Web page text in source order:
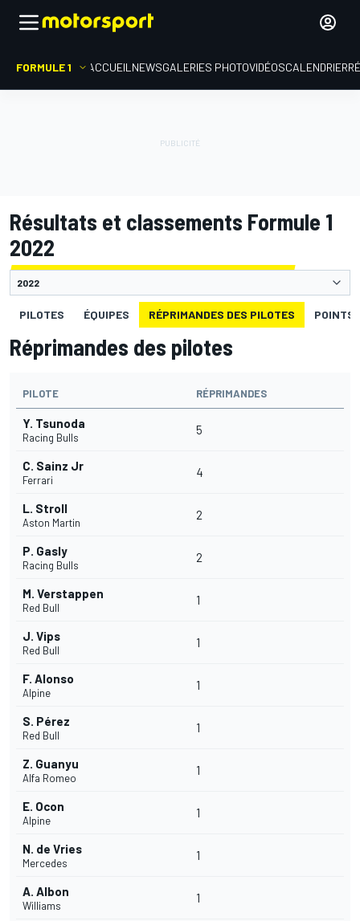
FORMULE 1 ACCUEIL NEWSGALERIES PHOTOVIDÉOSCALENDRIER
Résultats et classements Formule 1
2022
PILOTES ÉQUIPES RÉPRIMANDES DES PILOTES POINTS
Réprimandes des pilotes
PILOTE RÉPRIMANDES
Y. Tsunoda
Racing Bulls
5
C. Sainz Jr
Ferrari
4
L. Stroll
Aston Martin
2
P. Gasly
Racing Bulls
2
M. Verstappen
Red Bull
1
J. Vips
Red Bull
1
F. Alonso
Alpine
1
S. Pérez
Red Bull
1
Z. Guanyu
Alfa Romeo
1
E. Ocon
Alpine
1
N. de Vries
Mercedes
1
A. Albon
Williams
1